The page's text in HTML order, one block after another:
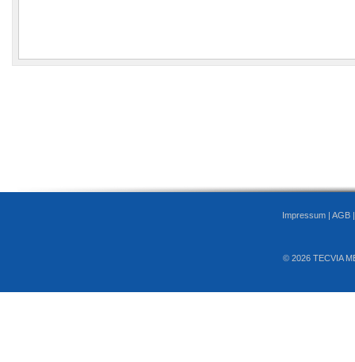
Impressum | AGB
© 2026 TECVIA